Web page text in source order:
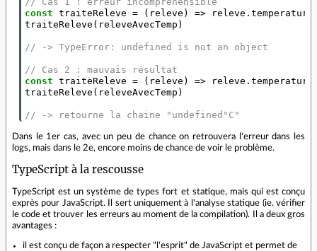
const traiteReleve = ( releve ) => releve . temperature
traiteReleve ( releveAvecTemp )
// -> TypeError: undefined is not an object
// Cas 2 : mauvais résultat
const traiteReleve = ( releve ) => releve . temperature
traiteReleve ( releveAvecTemp )
// -> retourne la chaine "undefined°C"
Dans le 1er cas, avec un peu de chance on retrouvera l'erreur dans les
logs, mais dans le 2e, encore moins de chance de voir le problème.
TypeScript à la rescousse
TypeScript est un système de types fort et statique, mais qui est conçu
exprès pour JavaScript. Il sert uniquement à l'analyse statique (ie. vérifier
le code et trouver les erreurs au moment de la compilation). Il a deux gros
avantages :
il est conçu de façon a respecter "l'esprit" de JavaScript et permet de